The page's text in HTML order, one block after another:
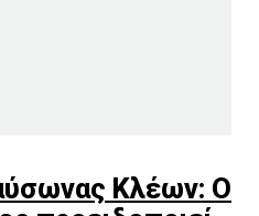
Κλέων: O